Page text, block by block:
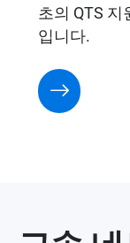
초의 QTS 지
입니다.